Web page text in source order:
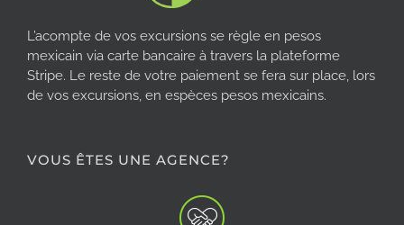
L’acompte de vos excursions se règle en pesos
mexicain via carte bancaire à travers la plateforme
Stripe. Le reste de votre paiement se fera sur place, lors
de vos excursions, en espèces pesos mexicains.
VOUS ÊTES UNE AGENCE?